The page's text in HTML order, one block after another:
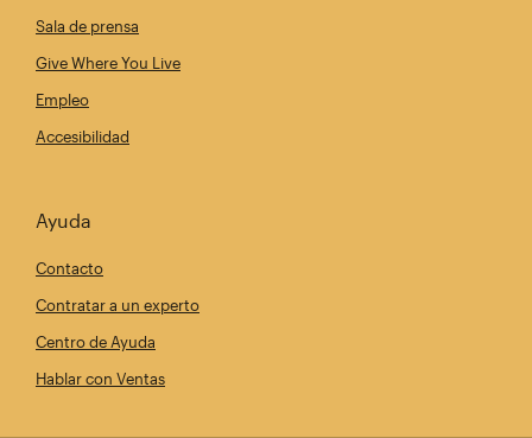
Sala de prensa
Give Where You Live
Empleo
Accesibilidad
Ayuda
Contacto
Contratar a un experto
Centro de Ayuda
Hablar con Ventas